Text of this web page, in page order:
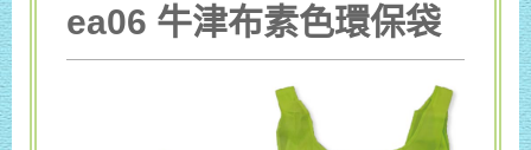
ea06 牛津布素色環保袋